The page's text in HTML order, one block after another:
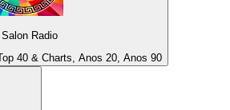
Radio
40 & Charts, Anos 20, Anos 90